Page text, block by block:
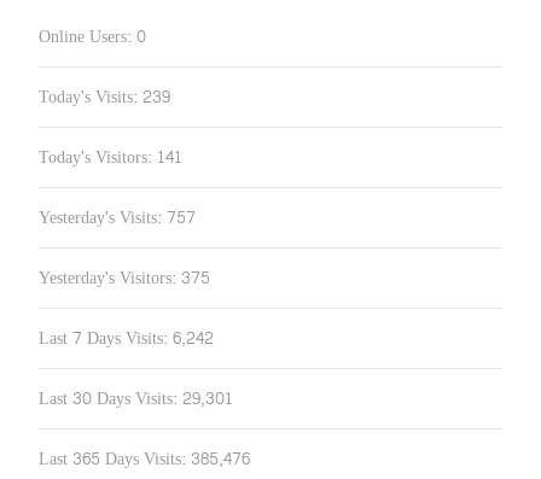
Online Users: 0
Today's Visits: 239
Today's Visitors: 141
Yesterday's Visits: 757
Yesterday's Visitors: 375
Last 7 Days Visits: 6,242
Last 30 Days Visits: 29,301
Last 365 Days Visits: 385,476